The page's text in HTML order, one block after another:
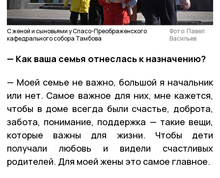
С женой и сыновьями у Спасо-Преображенского
кафедрального собора Тамбова
Фото: Павел
Васильев
— Как ваша семья отнеслась к назначению?
— Моей семье не важно, большой я начальник
или нет. Самое важное для них, мне кажется,
чтобы в доме всегда были счастье, доброта,
забота, понимание, поддержка — такие вещи,
которые важны для жизни. Чтобы дети
получали любовь и видели счастливых
родителей. Для моей жены это самое главное.